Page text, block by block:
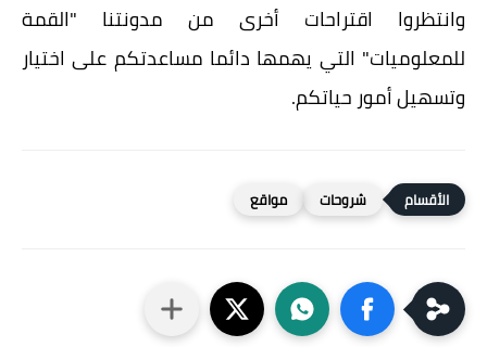
وانتظروا اقتراحات أخرى من مدونتنا "القمة
للمعلوميات" التي يهمها دائما مساعدتكم على اختيار
وتسهيل أمور حياتكم.
شروحات مواقع